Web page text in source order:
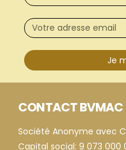
Je
CONTACT BVMAC
Société Anonyme avec
Capital social: 9 073 000